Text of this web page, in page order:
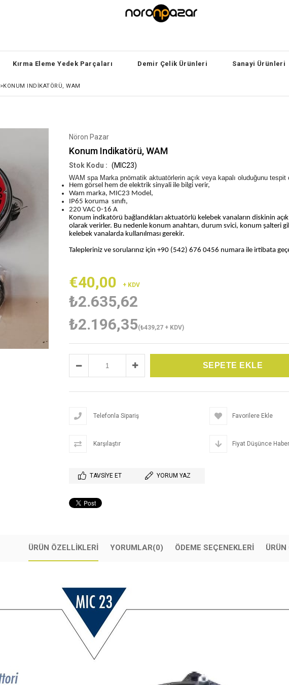
Kırma Eleme Yedek Parçaları Demir Çelik Ürünleri Sanayi Ürünleri
>KONUM INDIKATÖRÜ, WAM
Nöron Pazar
Konum Indikatörü, WAM
(MIC23)
WAM spa Marka pnömatik aktuatörlerin açık veya kapalı oluduğunu tespit
Hem görsel hem de elektrik sinyali ile bilgi verir,
Wam marka, MIC23 Model,
IP65 koruma sınıfı,
220 VAC 0-16 A
Konum indkatörü bağlandıkları aktuatörlü kelebek vanaların diskinin
olarak verirler. Bu nedenle konum anahtarı, durum svici, konum şalteri
kelebek vanalarda kullanılması gerekir.
Talepleriniz ve sorularınız için +90 (542) 676 0456 numara ile irtibata
€40,00 + KDV
₺2.635,62
₺2.196,35(₺439,27 + KDV)
Telefonla Sipariş Favorilere Ekle
Karşılaştır Fiyat Düşünce
TAVSIYE ET YORUM YAZ
ÜRÜN ÖZELLIKLERI YORUMLAR(0) ÖDEME SEÇENEKLERI ÜRÜN